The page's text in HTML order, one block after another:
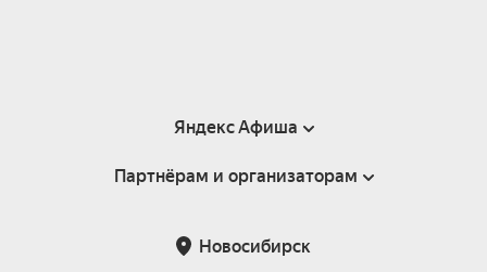
Яндекс Афиша
Справка
Подарочные сертификаты
Партнёрам и организаторам
Новосибирск